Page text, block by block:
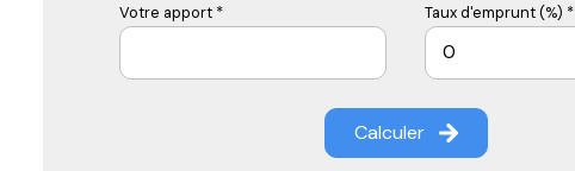
Votre apport * Taux d'emprunt (%) *
Calculer